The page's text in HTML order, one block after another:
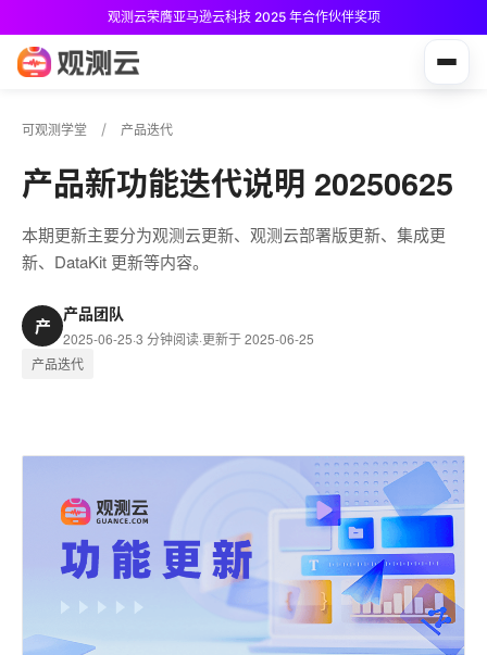
观测云荣膺亚马逊云科技 2025 年合作伙伴奖项
可观测学堂 产品迭代
产品新功能迭代说明 20250625
本期更新主要分为观测云更新、观测云部署版更新、集成更
新、DataKit 更新等内容。
产
产品团队
2025-06-25·3 分钟阅读·更新于 2025-06-25
产品迭代